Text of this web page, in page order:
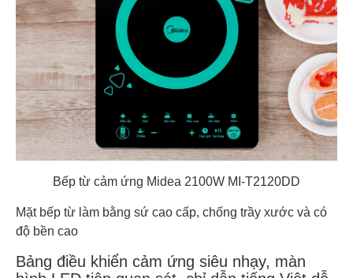
Bếp từ cảm ứng Midea 2100W MI-T2120DD
Mặt bếp từ làm bằng sứ cao cấp, chống trầy xước và có
độ bền cao
Bảng điều khiển cảm ứng siêu nhạy, màn